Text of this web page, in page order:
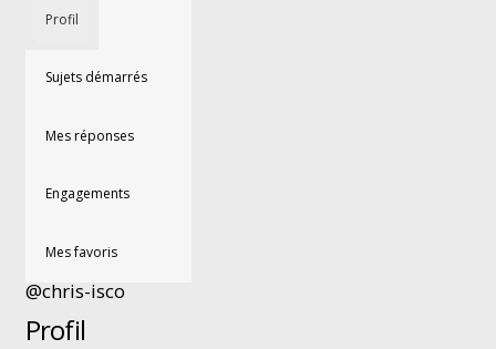
Profil
Sujets démarrés
Mes réponses
Engagements
Mes favoris
@chris-isco
Profil